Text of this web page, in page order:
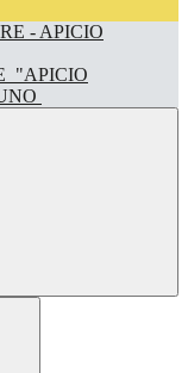
"APICIO